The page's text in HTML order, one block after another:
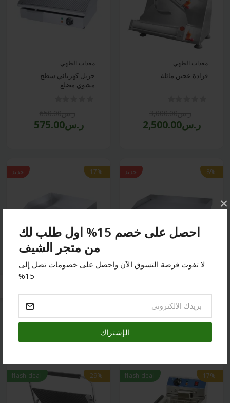
احصل على خصم 15% اول طلب لك
من متجر الشيف
لا تفوت فرصة التسوق الآن واحصل على خصومات تصل إلى
15%
الإشتراك
×
معدات الطهي
فرادة عجين مائلة
ر.س2,500.00
معدات الطهي
جريل كهربائي سطح
مشوي مضلع
ر.س575.00
جديد -8%
معدات الطهي
ر.س980.00
جديد -17%
معدات الطهي
جريل كهربائي مسطح 40
ر.س1,200.00
flash deal -17%
flash deal -29%